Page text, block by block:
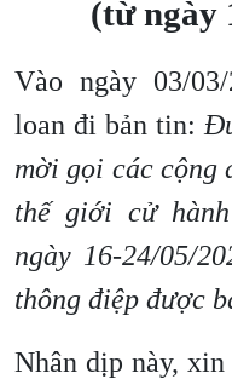
(từ ngày
Vào ngày 03/
loan đi bản tin:
mời gọi các cộng
thế giới cử
ngày 16-24/05/
thông điệp được
Nhân dịp này,